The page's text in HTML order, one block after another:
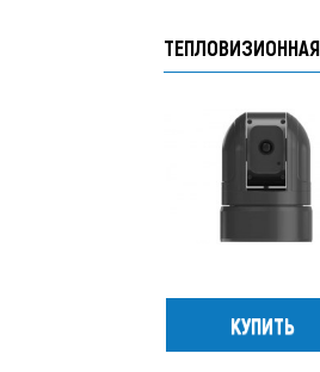
ТЕПЛОВИЗИОННАЯ